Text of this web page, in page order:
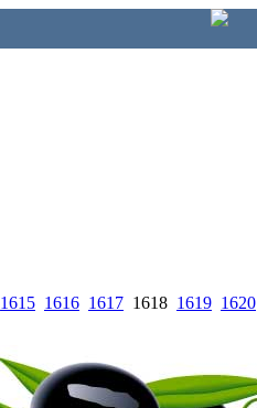
1615 1616 1617 1618 1619 1620